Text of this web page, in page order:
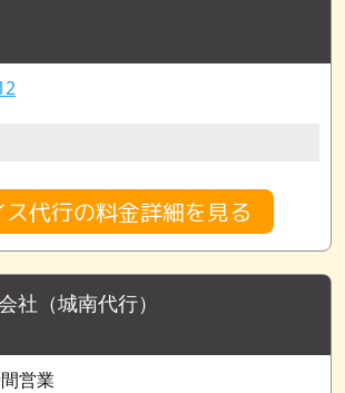
ス代行の料金詳細を見る
社（城南代行）
営業